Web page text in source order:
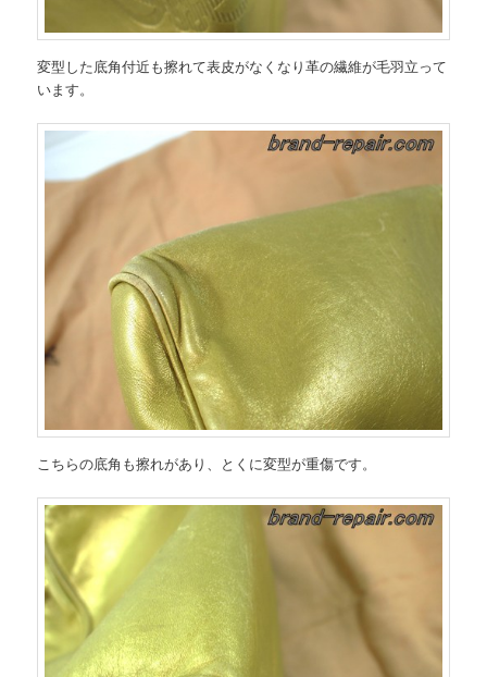
変型した底角付近も擦れて表皮がなくなり革の繊維が毛羽立って
います。
こちらの底角も擦れがあり、とくに変型が重傷です。